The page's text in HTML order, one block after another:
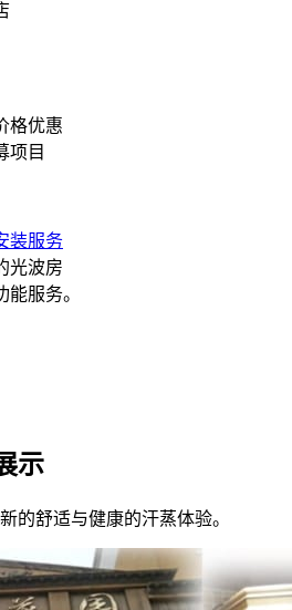
格优惠
项目
装服务
光波房
能服务。
示
的舒适与健康的汗蒸体验。